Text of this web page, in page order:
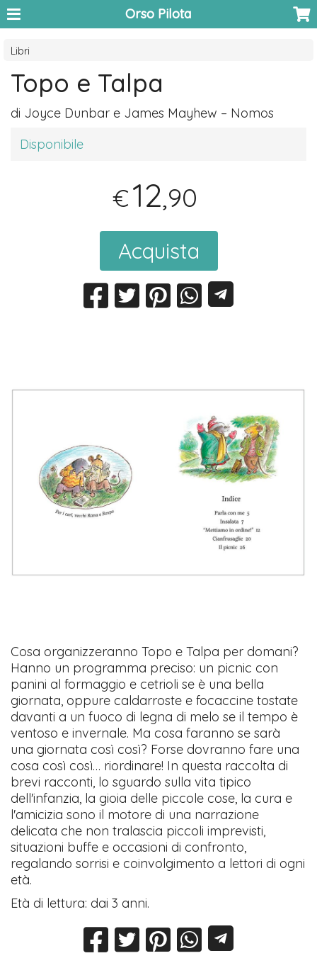
Orso Pilota
Libri
Topo e Talpa
di Joyce Dunbar e James Mayhew – Nomos
Disponibile
€12,90
Acquista
Cosa organizzeranno Topo e Talpa per domani?
Hanno un programma preciso: un picnic con
panini al formaggio e cetrioli se è una bella
giornata, oppure caldarroste e focaccine tostate
davanti a un fuoco di legna di melo se il tempo è
ventoso e invernale. Ma cosa faranno se sarà
una giornata così così? Forse dovranno fare una
cosa così così… riordinare! In questa raccolta di
brevi racconti, lo sguardo sulla vita tipico
dell'infanzia, la gioia delle piccole cose, la cura e
l'amicizia sono il motore di una narrazione
delicata che non tralascia piccoli imprevisti,
situazioni buffe e occasioni di confronto,
regalando sorrisi e coinvolgimento a lettori di ogni
età.
Età di lettura: dai 3 anni.